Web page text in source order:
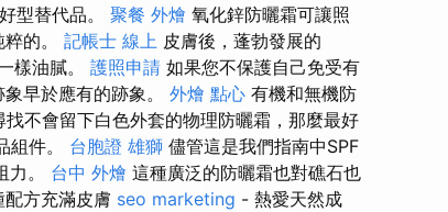
型替代品。 聚餐 外燴 氧化鋅防曬霜可讓照
的。 記帳士 線上 皮膚後，蓬勃發展的
樣油膩。 護照申請 如果您不保護自己免受有
早於應有的跡象。 外燴 點心 有機和無機防
找不會留下白色外套的物理防曬霜，那麼最好
組件。 台胞證 雄獅 儘管這是我們指南中SPF
力。 台中 外燴 這種廣泛的防曬霜也對礁石也
方充滿皮膚 seo marketing - 熱愛天然成